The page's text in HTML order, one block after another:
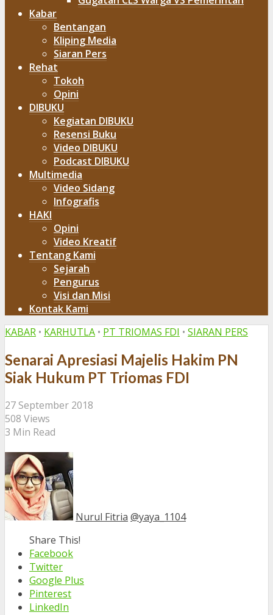
Kabar
Bentangan
Kliping Media
Siaran Pers
Rehat
Tokoh
Opini
DIBUKU
Kegiatan DIBUKU
Resensi Buku
Video DIBUKU
Podcast DIBUKU
Multimedia
Video Sidang
Infografis
HAKI
Opini
Video Kreatif
Tentang Kami
Sejarah
Pengurus
Visi dan Misi
Kontak Kami
KABAR • KARHUTLA • PT TRIOMAS FDI • SIARAN PERS
Senarai Apresiasi Majelis Hakim PN
Siak Hukum PT Triomas FDI
27 September 2018
508 Views
3 Min Read
Nurul Fitria @yaya_1104
Share This!
Facebook
Twitter
Google Plus
Pinterest
LinkedIn